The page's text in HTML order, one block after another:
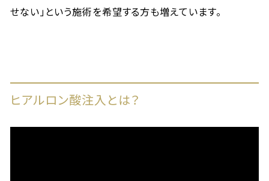
せない」という施術を希望する方も増えています。
ヒアルロン酸注入とは？